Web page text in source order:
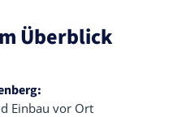
Überblick
Einbau vor Ort